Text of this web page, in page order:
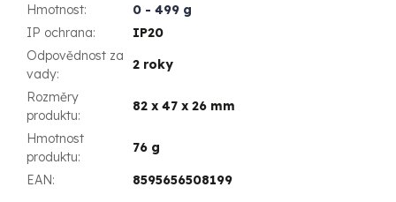
Hmotnost:
0 - 499 g
IP ochrana:
IP20
Odpovědnost za
vady:
2 roky
Rozměry
produktu:
82 x 47 x 26 mm
Hmotnost
produktu:
76 g
EAN: 8595656508199